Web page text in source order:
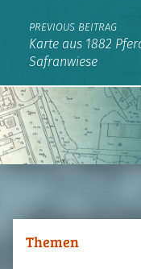
PREVIOUS BEITRAG
Karte aus 1882
Safranwiese
Themen